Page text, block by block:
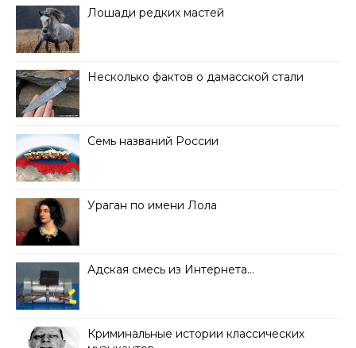
Лошади редких мастей
Несколько фактов о дамасской стали
Семь названий России
Ураган по имени Лола
Адская смесь из Интернета…
Криминальные истории классических